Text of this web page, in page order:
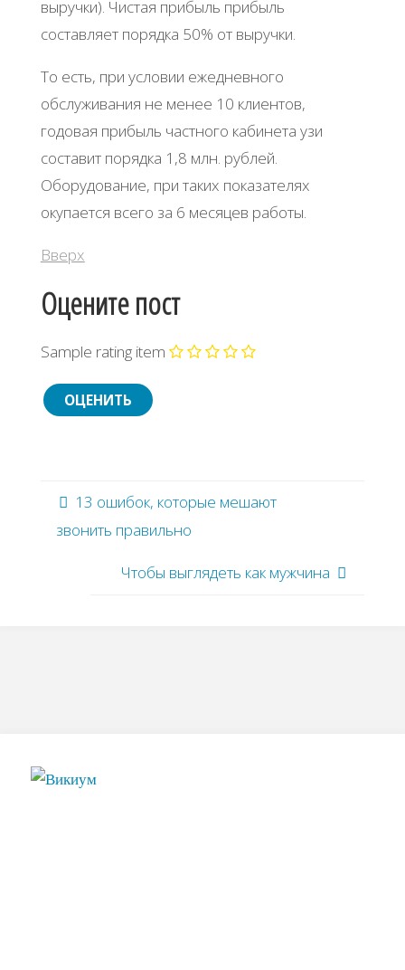
выручки). Чистая прибыль прибыль
составляет порядка 50% от выручки.
То есть, при условии ежедневного
обслуживания не менее 10 клиентов,
годовая прибыль частного кабинета узи
составит порядка 1,8 млн. рублей.
Оборудование, при таких показателях
окупается всего за 6 месяцев работы.
Вверх
Оцените пост
Sample rating item
13 ошибок, которые мешают
звонить правильно
Чтобы выглядеть как мужчина